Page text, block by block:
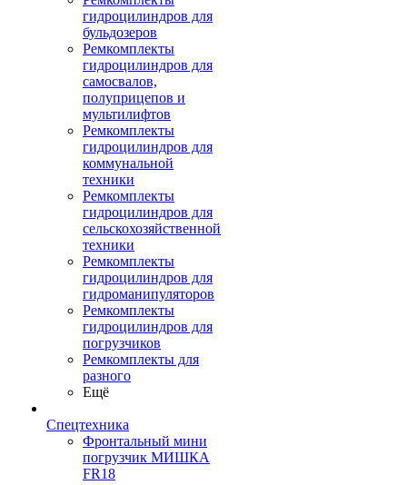
гидроцилиндров для
бульдозеров
Ремкомплекты
гидроцилиндров для
самосвалов,
полуприцепов и
мультилифтов
Ремкомплекты
гидроцилиндров для
коммунальной
техники
Ремкомплекты
гидроцилиндров для
сельскохозяйственной
техники
Ремкомплекты
гидроцилиндров для
гидроманипуляторов
Ремкомплекты
гидроцилиндров для
погрузчиков
Ремкомплекты для
разного
Ещё
Спецтехника
Фронтальный мини
погрузчик МИШКА
FR18